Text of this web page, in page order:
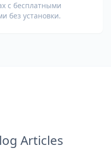
с бесплатными
без установки.
Articles